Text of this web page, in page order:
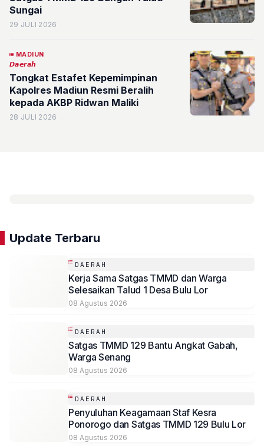
Sungai
29 JULI 2026
MADIUN
𝘿𝙖𝙚𝙧𝙖𝙝
Tongkat Estafet Kepemimpinan
Kapolres Madiun Resmi Beralih
kepada AKBP Ridwan Maliki
28 JULI 2026
Update Terbaru
DAERAH
Kerja Sama Satgas TMMD dan Warga
Selesaikan Talud 1 Desa Bulu Lor
08 Agustus 2026
DAERAH
Satgas TMMD 129 Bantu Angkat Gabah,
Warga Senang
08 Agustus 2026
DAERAH
Penyuluhan Keagamaan Staf Kesra
Ponorogo dan Satgas TMMD 129 Bulu Lor
08 Agustus 2026